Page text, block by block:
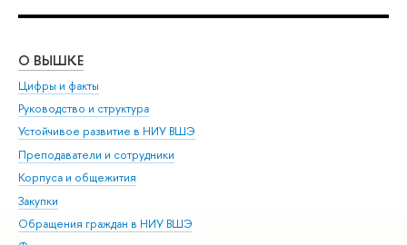
О ВЫШКЕ
Цифры и факты
Руководство и структура
Устойчивое развитие в НИУ ВШЭ
Преподаватели и сотрудники
Корпуса и общежития
Закупки
Обращения граждан в НИУ ВШЭ